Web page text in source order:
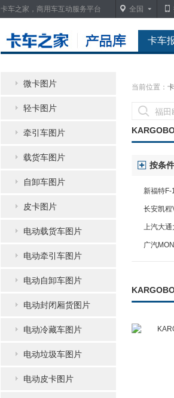
卡车之家，商用车互动服务平台 全国
卡车
微卡图片
轻卡图片
牵引车图片
载货车图片
自卸车图片
皮卡图片
电动载货车图片
电动牵引车图片
电动自卸车图片
电动封闭厢货图片
电动冷藏车图片
电动垃圾车图片
电动皮卡图片
当前位置：
按条
新福特
长安凯程
轻客
上汽大
高顶 7座
广汽